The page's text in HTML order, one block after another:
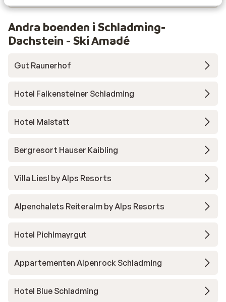
Andra boenden i Schladming-
Dachstein - Ski Amadé
Gut Raunerhof
Hotel Falkensteiner Schladming
Hotel Maistatt
Bergresort Hauser Kaibling
Villa Liesl by Alps Resorts
Alpenchalets Reiteralm by Alps Resorts
Hotel Pichlmayrgut
Appartementen Alpenrock Schladming
Hotel Blue Schladming